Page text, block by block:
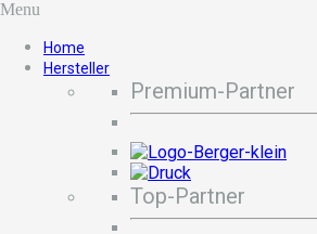
Menu
Home
Hersteller
Premium-Partner
Top-Partner